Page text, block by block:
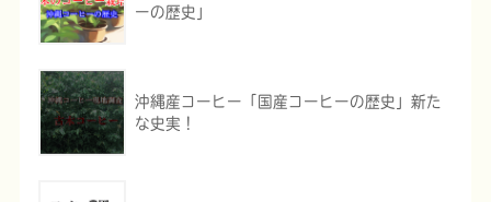
ーの歴史」
沖縄産コーヒー「国産コーヒーの歴史」新た
な史実！